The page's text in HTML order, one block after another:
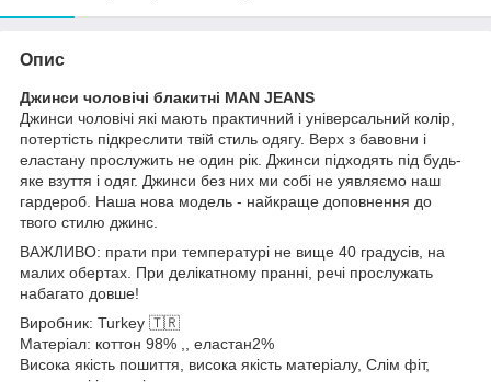
Опис
Джинси чоловічі блакитні MAN JEANS
Джинси чоловічі які мають практичний і універсальний колір,
потертість підкреслити твій стиль одягу. Верх з бавовни і
еластану прослужить не один рік. Джинси підходять під будь-
яке взуття і одяг. Джинси без них ми собі не уявляємо наш
гардероб. Наша нова модель - найкраще доповнення до
твого стилю джинс.
ВАЖЛИВО: прати при температурі не вище 40 градусів, на
малих обертах. При делікатному пранні, речі прослужать
набагато довше!
Виробник: Turkey 🇹🇷
Матеріал: коттон 98% ,, еластан2%
Висока якість пошиття, висока якість матеріалу, Слім фіт,